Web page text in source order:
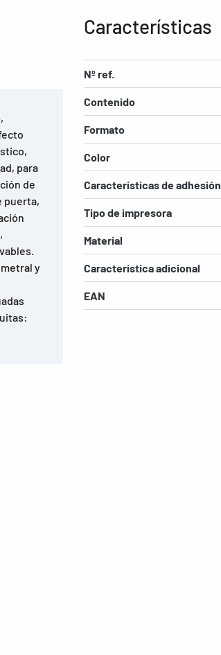
para
de
puerta,
y
Características
Nº ref.
Contenido
Formato
Color
Características de adhesión
Tipo de impresora
Material
Característica adicional
EAN